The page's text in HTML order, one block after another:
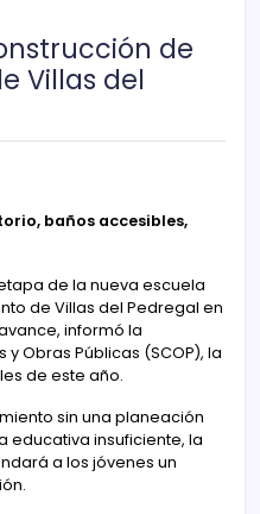
de
Villas del
baños accesibles,
de la nueva escuela
de Villas del Pedregal en
informó la
Obras Públicas (SCOP), la
de este año.
sin una planeación
educativa insuficiente, la
a los jóvenes un